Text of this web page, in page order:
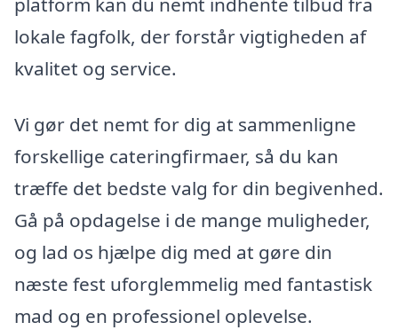
lokale fagfolk, der forstår vigtigheden af
kvalitet og service.
Vi gør det nemt for dig at sammenligne
forskellige cateringfirmaer, så du kan
træffe det bedste valg for din begivenhed.
Gå på opdagelse i de mange muligheder,
og lad os hjælpe dig med at gøre din
næste fest uforglemmelig med fantastisk
mad og en professionel oplevelse.